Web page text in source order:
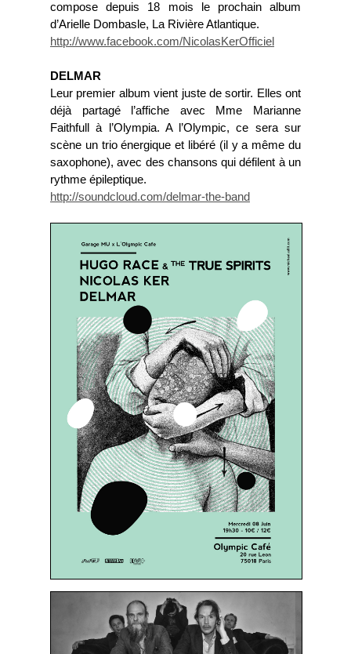
compose depuis 18 mois le prochain album
d’Arielle Dombasle, La Rivière Atlantique.
http://www.facebook.com/NicolasKerOfficiel
DELMAR
Leur premier album vient juste de sortir. Elles ont
déjà partagé l’affiche avec Mme Marianne
Faithfull à l’Olympia. A l’Olympic, ce sera sur
scène un trio énergique et libéré (il y a même du
saxophone), avec des chansons qui défilent à un
rythme épileptique.
http://soundcloud.com/delmar-the-band